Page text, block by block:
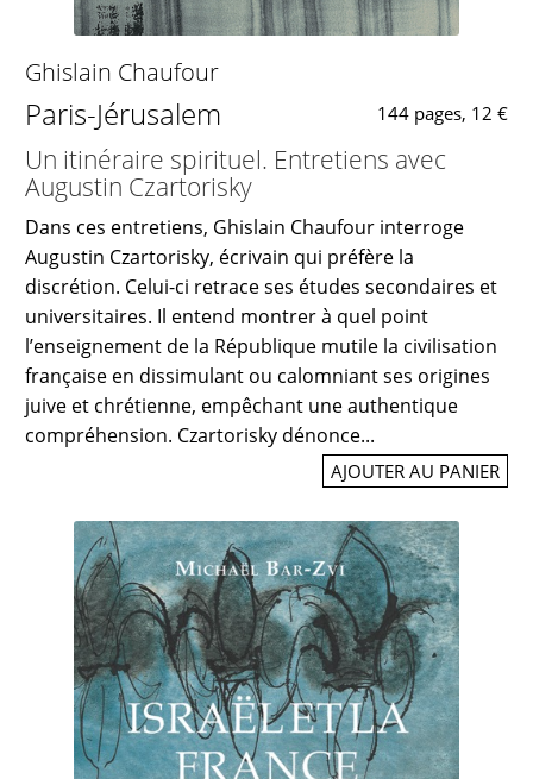
Ghislain Chaufour
Paris-Jérusalem 144 pages, 12 €
Un itinéraire spirituel. Entretiens avec
Augustin Czartorisky
Dans ces entretiens, Ghislain Chaufour interroge
Augustin Czartorisky, écrivain qui préfère la
discrétion. Celui-ci retrace ses études secondaires et
universitaires. Il entend montrer à quel point
l’enseignement de la République mutile la civilisation
française en dissimulant ou calomniant ses origines
juive et chrétienne, empêchant une authentique
compréhension. Czartorisky dénonce...
AJOUTER AU PANIER